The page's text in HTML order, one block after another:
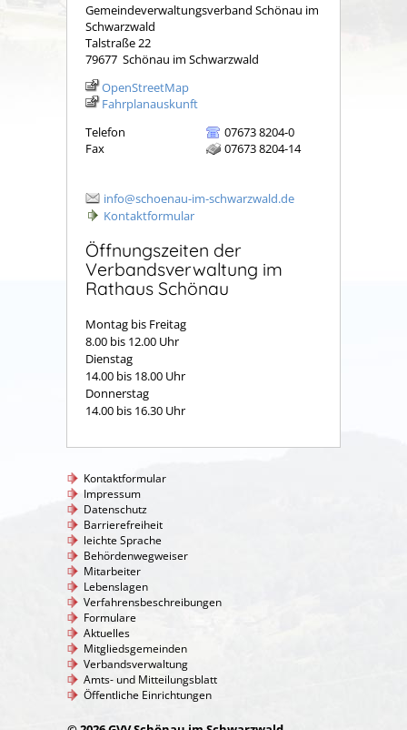
Gemeindeverwaltungsverband Schönau im
Schwarzwald
Talstraße 22
79677 Schönau im Schwarzwald
OpenStreetMap
Fahrplanauskunft
Telefon
07673 8204-0
Fax
07673 8204-14
info@schoenau-im-schwarzwald.de
Kontaktformular
Öffnungszeiten der
Verbandsverwaltung im
Rathaus Schönau
Montag bis Freitag
8.00 bis 12.00 Uhr
Dienstag
14.00 bis 18.00 Uhr
Donnerstag
14.00 bis 16.30 Uhr
Kontaktformular
Impressum
Datenschutz
Barrierefreiheit
leichte Sprache
Behördenwegweiser
Mitarbeiter
Lebenslagen
Verfahrensbeschreibungen
Formulare
Aktuelles
Mitgliedsgemeinden
Verbandsverwaltung
Amts- und Mitteilungsblatt
Öffentliche Einrichtungen